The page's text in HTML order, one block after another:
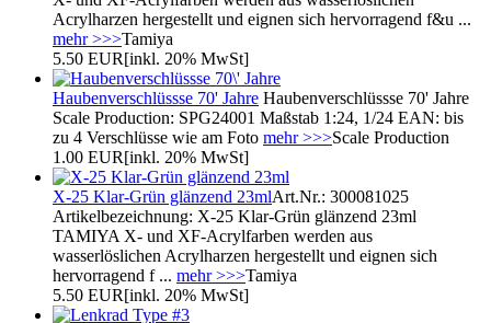
Acrylharzen hergestellt und eignen sich hervorragend f&u ...
mehr >>>Tamiya
5.50 EUR[inkl. 20% MwSt]
Haubenverschlüssse 70' Jahre Haubenverschlüssse 70' Jahre
Scale Production: SPG24001 Maßstab 1:24, 1/24 EAN: bis
zu 4 Verschlüsse wie am Foto mehr >>>Scale Production
1.00 EUR[inkl. 20% MwSt]
X-25 Klar-Grün glänzend 23mlArt.Nr.: 300081025
Artikelbezeichnung: X-25 Klar-Grün glänzend 23ml
TAMIYA X- und XF-Acrylfarben werden aus
wasserlöslichen Acrylharzen hergestellt und eignen sich
hervorragend f ... mehr >>>Tamiya
5.50 EUR[inkl. 20% MwSt]